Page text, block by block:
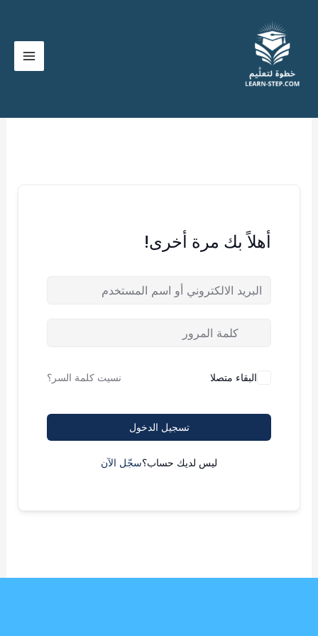
المحتوى
أهلاً بك مرة أخرى!
البقاء متصلا نسيت كلمة السر؟
تسجيل الدخول
ليس لديك حساب؟سجّل الآن